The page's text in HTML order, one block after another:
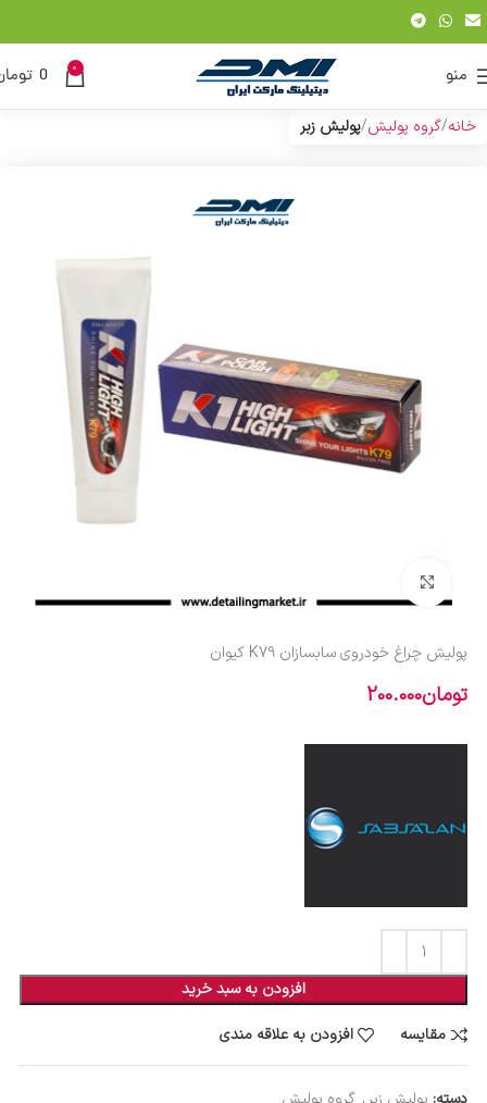
منو 0
0
خانه گروه پولیش پولیش زبر
پولیش چراغ خودروی سابسازان K79 کیوان
تومان200.000
افزودن به سبد خرید
مقایسه
افزودن به علاقه مندی